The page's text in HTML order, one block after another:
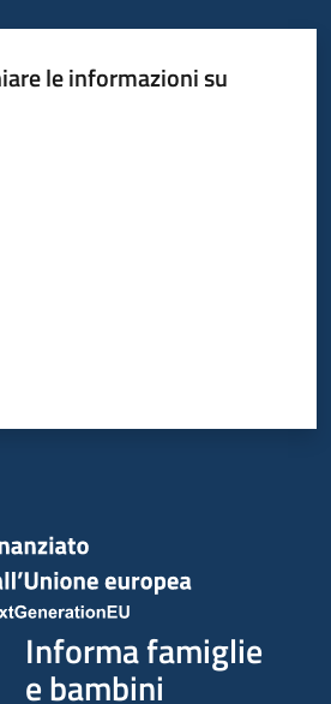
le informazioni su
Informa famiglie
e bambini